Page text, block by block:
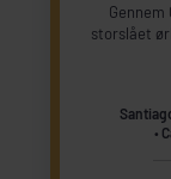
Gennem
storslået